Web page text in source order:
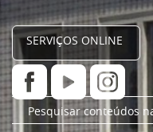
SERVIÇOS ONLINE